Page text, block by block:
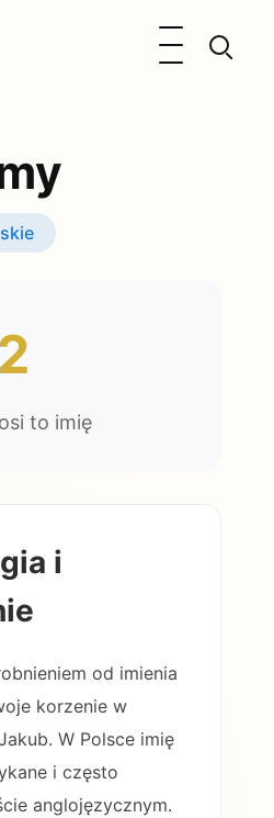
Otwórz menu
Imienin
prezentów
2
to imię
i
od imienia
korzenie w
W Polsce imię
i często
anglojęzycznym.